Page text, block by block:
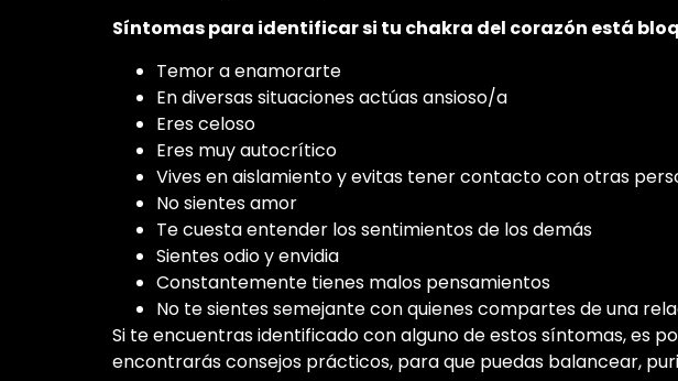
Síntomas para identificar si tu chakra del corazón está
Temor a enamorarte
En diversas situaciones actúas ansioso/a
Eres celoso
Eres muy autocrítico
Vives en aislamiento y evitas tener contacto con otras
No sientes amor
Te cuesta entender los sentimientos de los demás
Sientes odio y envidia
Constantemente tienes malos pensamientos
No te sientes semejante con quienes compartes de una
Si te encuentras identificado con alguno de estos síntomas, es
encontrarás consejos prácticos, para que puedas balancear,